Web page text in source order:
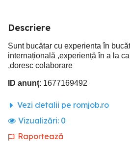
Descriere
Sunt bucătar cu experienta în
internațională ,experiență în a la
,doresc colaborare
ID anunț: 1677169492
Vezi detalii pe romjob.ro
Vizualizări: 0
Raportează